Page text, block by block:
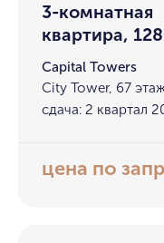
3-комнатная
квартира,
Capital Towers
City Tower, 67
сдача: 2 квартал
цена по